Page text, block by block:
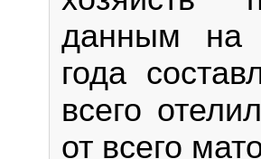
данным на
года
всего
от всего